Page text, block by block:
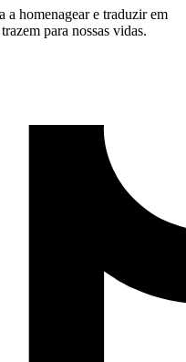
a homenagear e traduzir em
para nossas vidas.